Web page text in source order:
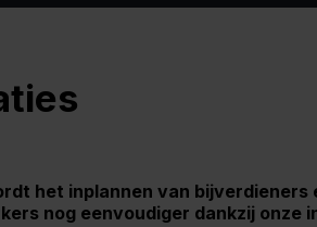
het inplannen van bijverdieners
nog eenvoudiger dankzij onze